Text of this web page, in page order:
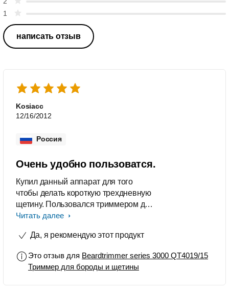
1
написать отзыв
Kosiacc
12/16/2012
Россия
Очень удобно пользоватся.
Купил данный аппарат для того
чтобы делать короткую трехдневную
щетину. Пользовался триммером для
первый раз в жизни. Получилось
Порадовало и то что уход за
снимается одним движением, затем
легко отстегивается нож и спокойно
Читать далее
Да, я рекомендую этот продукт
Это отзыв для Beardtrimmer series 3000 QT4019/15
Триммер для бороды и щетины